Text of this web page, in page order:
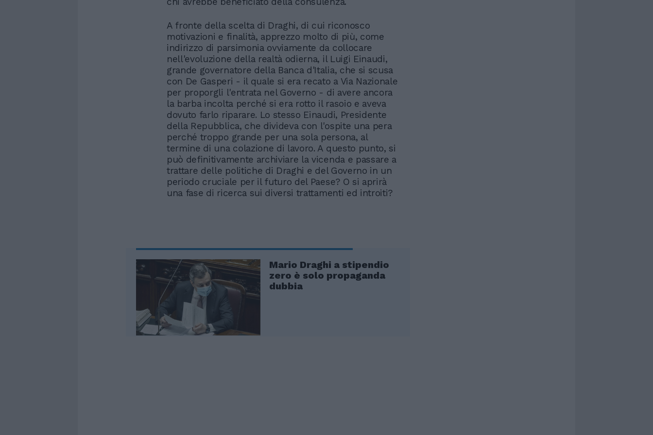
A fronte della scelta di Draghi, di cui riconosco
motivazioni e finalità, apprezzo molto di più, come
indirizzo di parsimonia ovviamente da collocare
nell'evoluzione della realtà odierna, il Luigi Einaudi,
grande governatore della Banca d'Italia, che si scusa
con De Gasperi - il quale si era recato a Via Nazionale
per proporgli l'entrata nel Governo - di avere ancora
la barba incolta perché si era rotto il rasoio e aveva
dovuto farlo riparare. Lo stesso Einaudi, Presidente
della Repubblica, che divideva con l'ospite una pera
perché troppo grande per una sola persona, al
termine di una colazione di lavoro. A questo punto, si
può definitivamente archiviare la vicenda e passare a
trattare delle politiche di Draghi e del Governo in un
periodo cruciale per il futuro del Paese? O si aprirà
una fase di ricerca sui diversi trattamenti ed introiti?
Mario Draghi a stipendio
zero è solo propaganda
dubbia